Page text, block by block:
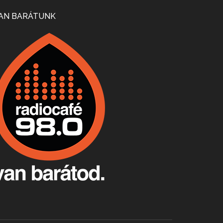
Apr 24, 2026 • 00:38:10
Villány, kékfrankos, Jackfall
Apr 17, 2026 • 00:35:38
Apr 9, 2026 • 00:37:17
BARÁTUNK